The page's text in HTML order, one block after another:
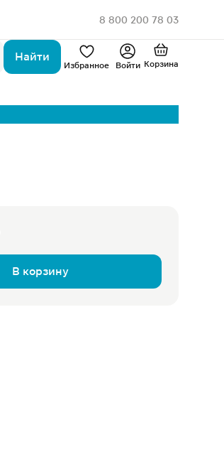
8 800 200 78 03
Найти
Избранное Войти Корзина
В корзину